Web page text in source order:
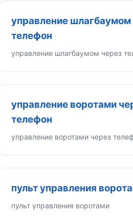
управление шлагбаумом
телефон
управление шлагбаумом через
управление воротами
телефон
управление воротами через
пульт управления
пульт управления воротами